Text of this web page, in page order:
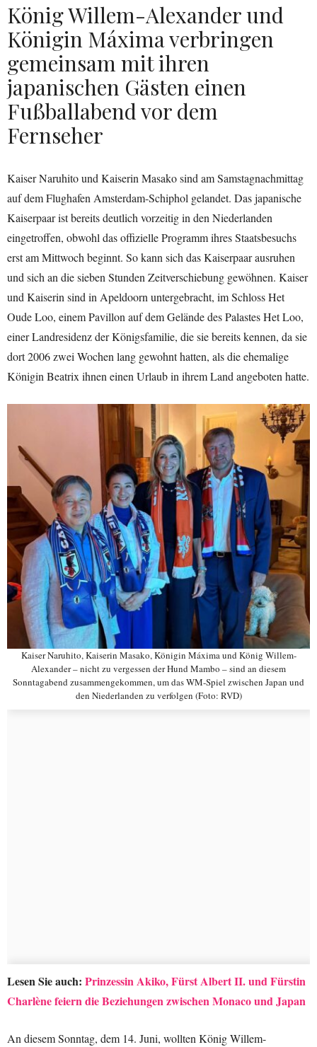
König Willem-Alexander und
Königin Máxima verbringen
gemeinsam mit ihren
japanischen Gästen einen
Fußballabend vor dem
Fernseher
Kaiser Naruhito und Kaiserin Masako sind am Samstagnachmittag
auf dem Flughafen Amsterdam-Schiphol gelandet. Das japanische
Kaiserpaar ist bereits deutlich vorzeitig in den Niederlanden
eingetroffen, obwohl das offizielle Programm ihres Staatsbesuchs
erst am Mittwoch beginnt. So kann sich das Kaiserpaar ausruhen
und sich an die sieben Stunden Zeitverschiebung gewöhnen. Kaiser
und Kaiserin sind in Apeldoorn untergebracht, im Schloss Het
Oude Loo, einem Pavillon auf dem Gelände des Palastes Het Loo,
einer Landresidenz der Königsfamilie, die sie bereits kennen, da sie
dort 2006 zwei Wochen lang gewohnt hatten, als die ehemalige
Königin Beatrix ihnen einen Urlaub in ihrem Land angeboten hatte.
Kaiser Naruhito, Kaiserin Masako, Königin Máxima und König Willem-
Alexander – nicht zu vergessen der Hund Mambo – sind an diesem
Sonntagabend zusammengekommen, um das WM-Spiel zwischen Japan und
den Niederlanden zu verfolgen (Foto: RVD)
Lesen Sie auch: Prinzessin Akiko, Fürst Albert II. und Fürstin
Charlène feiern die Beziehungen zwischen Monaco und Japan
An diesem Sonntag, dem 14. Juni, wollten König Willem-